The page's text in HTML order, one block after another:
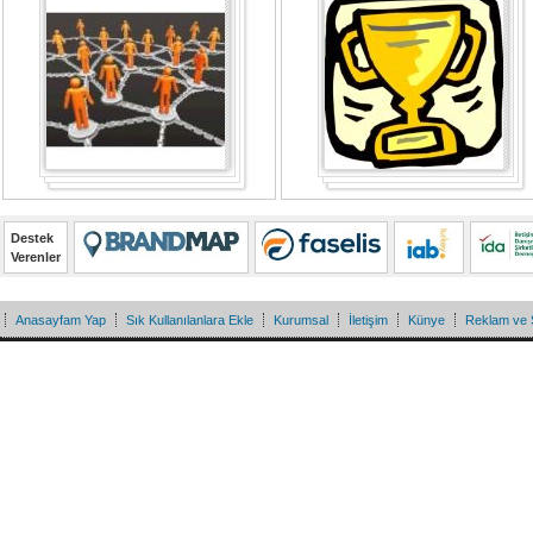
Destek
Verenler
Anasayfam Yap Sık Kullanılanlara Ekle Kurumsal İletişim Künye Reklam ve